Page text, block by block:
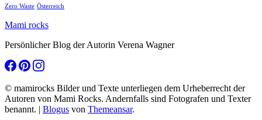
Zero Waste Österreich
Mami rocks
Persönlicher Blog der Autorin Verena Wagner
© mamirocks Bilder und Texte unterliegen dem Urheberrecht der
Autoren von Mami Rocks. Andernfalls sind Fotografen und Texter
benannt. | Blogus von Themeansar.